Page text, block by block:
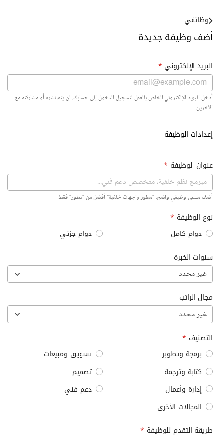
أضف وظيفة جديدة
وظائفي
البريد الإلكتروني *
أدخل البريد الإلكتروني الخاص بالعمل لتسجيل الدخول إلى حسابك. لن يتم نشره أو مشاركته مع
الآخرين
إعدادات الوظيفة
عنوان الوظيفة *
أضف مسمى وظيفي واضح. "مطور واجهات خلفية" أفضل من "مطور" فقط
نوع الوظيفة *
دوام كامل
دوام جزئي
سنوات الخبرة
غير محدد
مجال الراتب
غير محدد
التصنيف *
برمجة وتطوير
تسويق ومبيعات
كتابة وترجمة
تصميم
إدارة وأعمال
دعم فني
المجالات الأخرى
طريقة التقدم للوظيفة *